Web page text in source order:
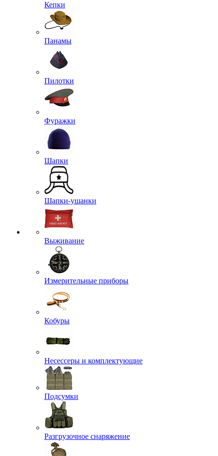
Кепки
Панамы
Пилотки
Фуражки
Шапки
Шапки-ушанки
Выживание
Измерительные приборы
Кобуры
Несессеры и комплектующие
Подсумки
Разгрузочное снаряжение